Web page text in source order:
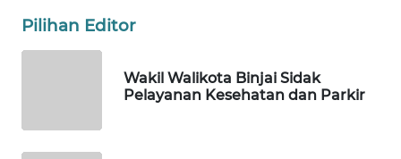
Pilihan Editor
Wakil Walikota Binjai Sidak
Pelayanan Kesehatan dan Parkir
LKKI
KONSUMEN